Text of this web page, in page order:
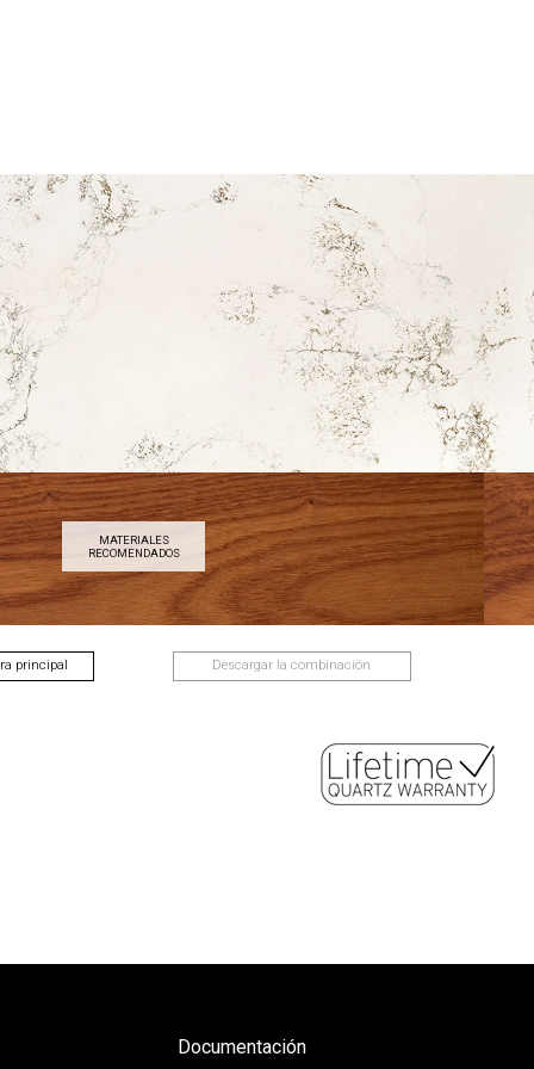
MATERIALES
RECOMENDADOS
principal Descargar la combinación
Documentación